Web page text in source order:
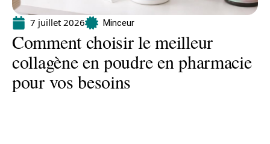
7 juillet 2026 Minceur
Comment choisir le meilleur
collagène en poudre en pharmacie
pour vos besoins